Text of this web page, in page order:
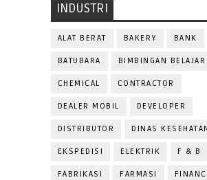
INDUSTRI
ALAT BERAT BAKERY BANK
BATUBARA BIMBINGAN BELAJAR
CHEMICAL CONTRACTOR
DEALER MOBIL DEVELOPER
DISTRIBUTOR DINAS
EKSPEDISI ELEKTRIK F & B
FABRIKASI FARMASI